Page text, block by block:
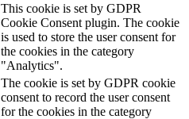
This cookie is set by GDPR
Cookie Consent plugin. The cookie
is used to store the user consent for
the cookies in the category
"Analytics".
The cookie is set by GDPR cookie
consent to record the user consent
for the cookies in the category